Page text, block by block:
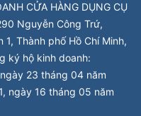
CỬA HÀNG DỤNG CỤ
Nguyễn Công Trứ,
Thành phố Hồ Chí Minh,
ký hộ kinh doanh:
23 tháng 04 năm
ngày 16 tháng 05 năm